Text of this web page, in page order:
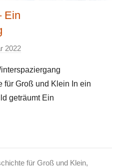
Ein
2022
n
E
l
für Groß und Klein In ein
geträumt Ein
für Groß und Klein,